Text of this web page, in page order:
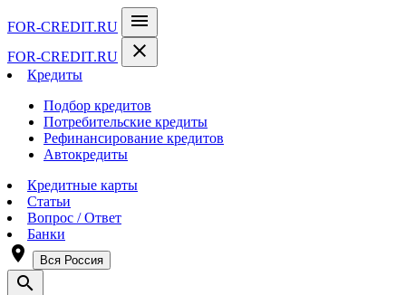
FOR-CREDIT.RU menu
FOR-CREDIT.RU close
Кредиты
Подбор кредитов
Потребительские кредиты
Рефинансирование кредитов
Автокредиты
Кредитные карты
Статьи
Вопрос / Ответ
Банки
room Вся Россия
search